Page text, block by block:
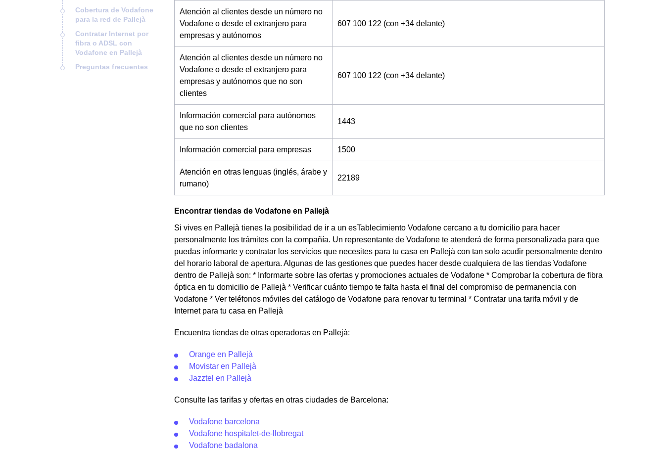
Cobertura de Vodafone
para la red de Pallejà
Contratar Internet por
fibra o ADSL con
Vodafone en Pallejà
Preguntas frecuentes
Atención al clientes desde un número no
Vodafone o desde el extranjero para
empresas y autónomos
607 100 122 (con +34 delante)
Atención al clientes desde un número no
Vodafone o desde el extranjero para
empresas y autónomos que no son
clientes
607 100 122 (con +34 delante)
Información comercial para autónomos
que no son clientes
1443
Información comercial para empresas 1500
Atención en otras lenguas (inglés, árabe y
rumano)
22189
Encontrar tiendas de Vodafone en Pallejà
Si vives en Pallejà tienes la posibilidad de ir a un esTablecimiento Vodafone cercano a tu domicilio para hacer
personalmente los trámites con la compañía. Un representante de Vodafone te atenderá de forma personalizada para que
puedas informarte y contratar los servicios que necesites para tu casa en Pallejà con tan solo acudir personalmente dentro
del horario laboral de apertura. Algunas de las gestiones que puedes hacer desde cualquiera de las tiendas Vodafone
dentro de Pallejà son: * Informarte sobre las ofertas y promociones actuales de Vodafone * Comprobar la cobertura de fibra
óptica en tu domicilio de Pallejà * Verificar cuánto tiempo te falta hasta el final del compromiso de permanencia con
Vodafone * Ver teléfonos móviles del catálogo de Vodafone para renovar tu terminal * Contratar una tarifa móvil y de
Internet para tu casa en Pallejà
Encuentra tiendas de otras operadoras en Pallejà:
Orange en Pallejà
Movistar en Pallejà
Jazztel en Pallejà
Consulte las tarifas y ofertas en otras ciudades de Barcelona:
Vodafone barcelona
Vodafone hospitalet-de-llobregat
Vodafone badalona